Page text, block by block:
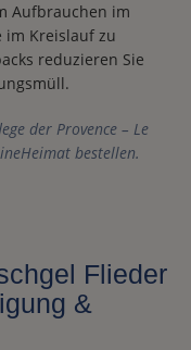
Aufbrauchen im
im Kreislauf zu
reduzieren Sie
der Provence – Le
bestellen.
Flieder
&